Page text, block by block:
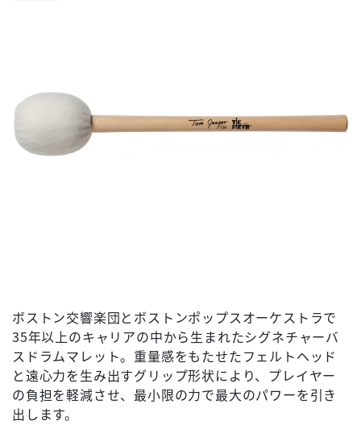
ボストン交響楽団とボストンポップスオーケストラで
35年以上のキャリアの中から生まれたシグネチャーバ
スドラムマレット。重量感をもたせたフェルトヘッド
と遠心力を生み出すグリップ形状により、プレイヤー
の負担を軽減させ、最小限の力で最大のパワーを引き
出します。